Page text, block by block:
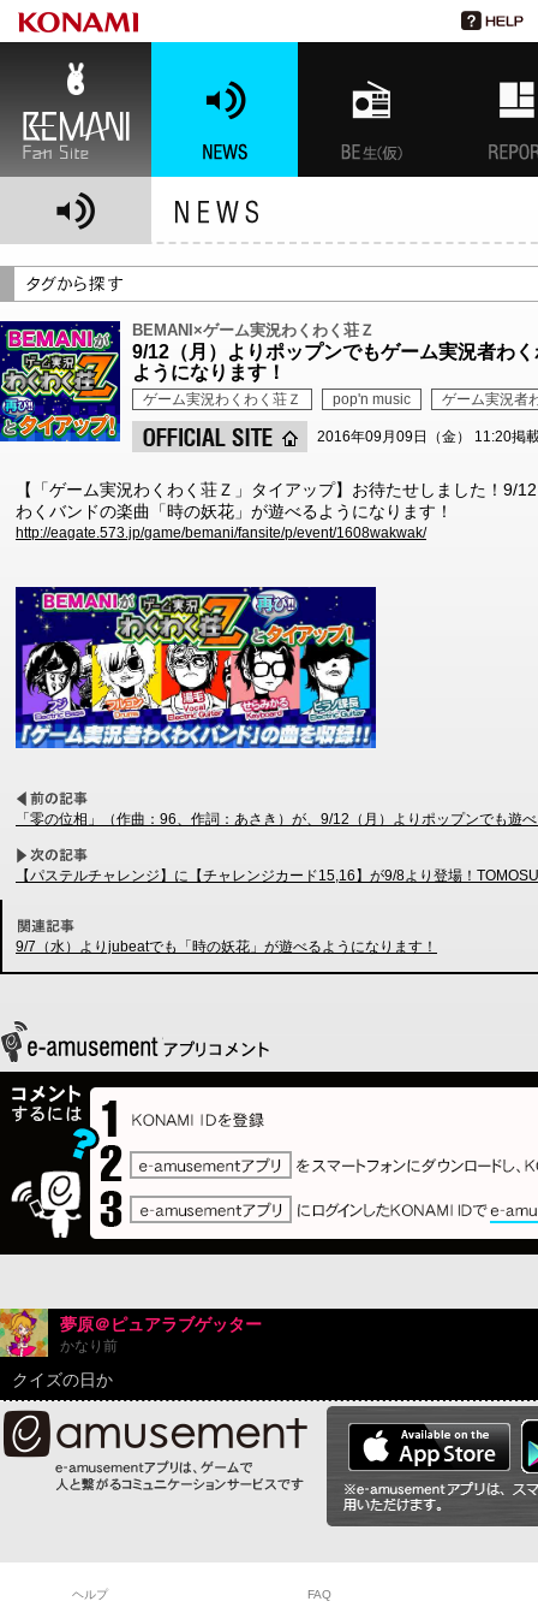
BEMANI×ゲーム実況わくわく荘Ｚ
9/12（月）よりポップンでもゲーム実況者わ
ようになります！
ゲーム実況わくわく荘Ｚ pop'n music ゲーム実況者
2016年09月09日（金） 11:20掲
【「ゲーム実況わくわく荘Ｚ」タイアップ】お待たせしました！9/
わくバンドの楽曲「時の妖花」が遊べるようになります！
http://eagate.573.jp/game/bemani/fansite/p/event/1608wakwak/
「零の位相」（作曲：96、作詞：あさき）が、9/12（月）よりポップンでも遊
【パステルチャレンジ】に【チャレンジカード15,16】が9/8より登場！
9/7（水）よりjubeatでも「時の妖花」が遊べるようになります！
夢原＠ピュアラブゲッター
かなり前
クイズの日か
ヘルプ FAQ